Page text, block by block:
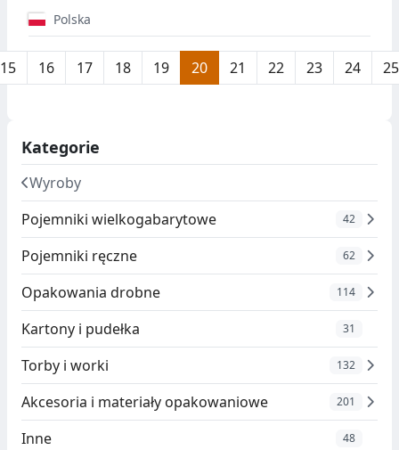
Polska
15 16 17 18 19 20 21 22 23 24 25
Kategorie
Wyroby
Pojemniki wielkogabarytowe
42
Pojemniki ręczne 62
Opakowania drobne 114
Kartony i pudełka 31
Torby i worki 132
Akcesoria i materiały opakowaniowe 201
Inne 48